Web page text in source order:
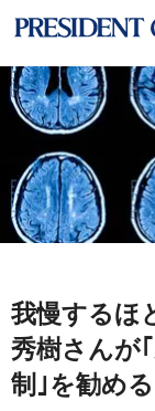
我慢するほ
秀樹さんが
制｣を勧め